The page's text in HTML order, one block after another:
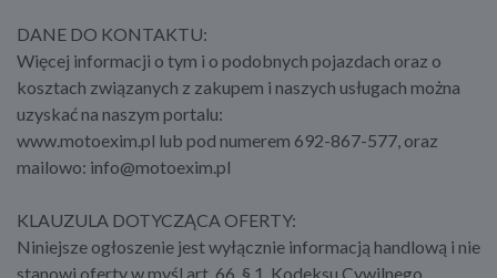
DANE DO KONTAKTU:
Więcej informacji o tym i o podobnych pojazdach oraz o
kosztach związanych z zakupem i naszych usługach można
uzyskać na naszym portalu:
www.motoexim.pl lub pod numerem 692-867-577, oraz
mailowo: info@motoexim.pl
KLAUZULA DOTYCZĄCA OFERTY:
Niniejsze ogłoszenie jest wyłącznie informacją handlową i nie
stanowi oferty w myśl art. 66, § 1. Kodeksu Cywilnego.